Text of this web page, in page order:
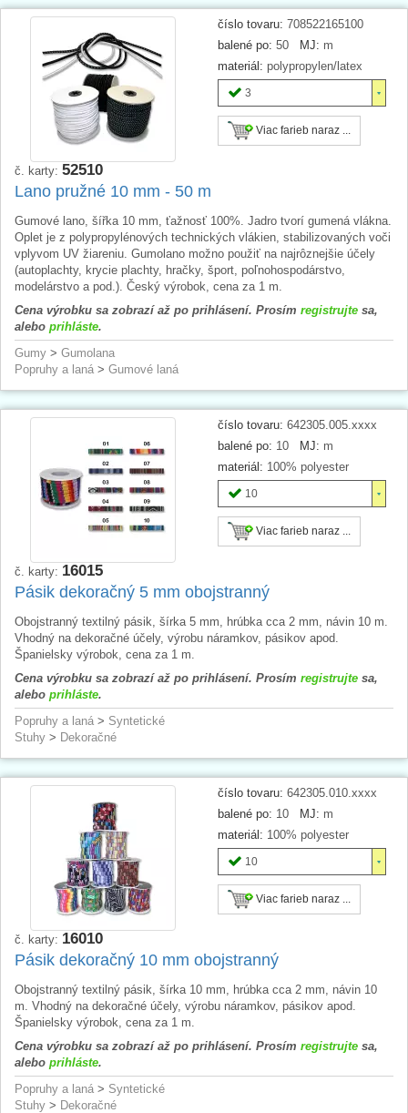
číslo tovaru: 708522165100
balené po: 50 MJ: m
materiál: polypropylen/latex
3
Viac farieb naraz ...
č. karty: 52510
Lano pružné 10 mm - 50 m
Gumové lano, šířka 10 mm, ťažnosť 100%. Jadro tvorí gumená vlákna.
Oplet je z polypropylénových technických vlákien, stabilizovaných voči
vplyvom UV žiareniu. Gumolano možno použiť na najrôznejšie účely
(autoplachty, krycie plachty, hračky, šport, poľnohospodárstvo,
modelárstvo a pod.). Český výrobok, cena za 1 m.
Cena výrobku sa zobrazí až po prihlásení. Prosím registrujte sa,
alebo prihláste.
Gumy > Gumolana
Popruhy a laná > Gumové laná
číslo tovaru: 642305.005.xxxx
balené po: 10 MJ: m
materiál: 100% polyester
10
Viac farieb naraz ...
č. karty: 16015
Pásik dekoračný 5 mm obojstranný
Obojstranný textilný pásik, šírka 5 mm, hrúbka cca 2 mm, návin 10 m.
Vhodný na dekoračné účely, výrobu náramkov, pásikov apod.
Španielsky výrobok, cena za 1 m.
Cena výrobku sa zobrazí až po prihlásení. Prosím registrujte sa,
alebo prihláste.
Popruhy a laná > Syntetické
Stuhy > Dekoračné
číslo tovaru: 642305.010.xxxx
balené po: 10 MJ: m
materiál: 100% polyester
10
Viac farieb naraz ...
č. karty: 16010
Pásik dekoračný 10 mm obojstranný
Obojstranný textilný pásik, šírka 10 mm, hrúbka cca 2 mm, návin 10
m. Vhodný na dekoračné účely, výrobu náramkov, pásikov apod.
Španielsky výrobok, cena za 1 m.
Cena výrobku sa zobrazí až po prihlásení. Prosím registrujte sa,
alebo prihláste.
Popruhy a laná > Syntetické
Stuhy > Dekoračné